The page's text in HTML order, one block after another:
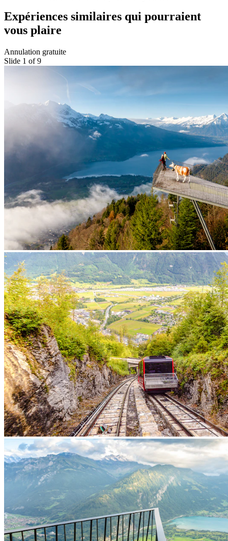
Expériences similaires qui pourraient
vous plaire
Annulation gratuite
Slide 1 of 9